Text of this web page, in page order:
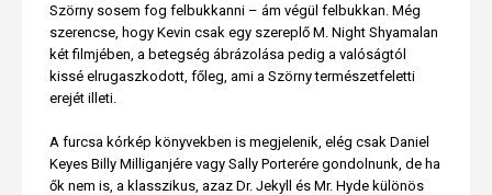
Szörny sosem fog felbukkanni – ám végül felbukkan. Még
szerencse, hogy Kevin csak egy szereplő M. Night Shyamalan
két filmjében, a betegség ábrázolása pedig a valóságtól
kissé elrugaszkodott, főleg, ami a Szörny természetfeletti
erejét illeti.
A furcsa kórkép könyvekben is megjelenik, elég csak Daniel
Keyes Billy Milliganjére vagy Sally Porterére gondolnunk, de ha
ők nem is, a klasszikus, azaz Dr. Jekyll és Mr. Hyde különös